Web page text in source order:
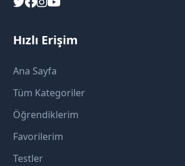
Hızlı Erişim
Ana Sayfa
Tüm Kategoriler
Öğrendiklerim
Favorilerim
Testler